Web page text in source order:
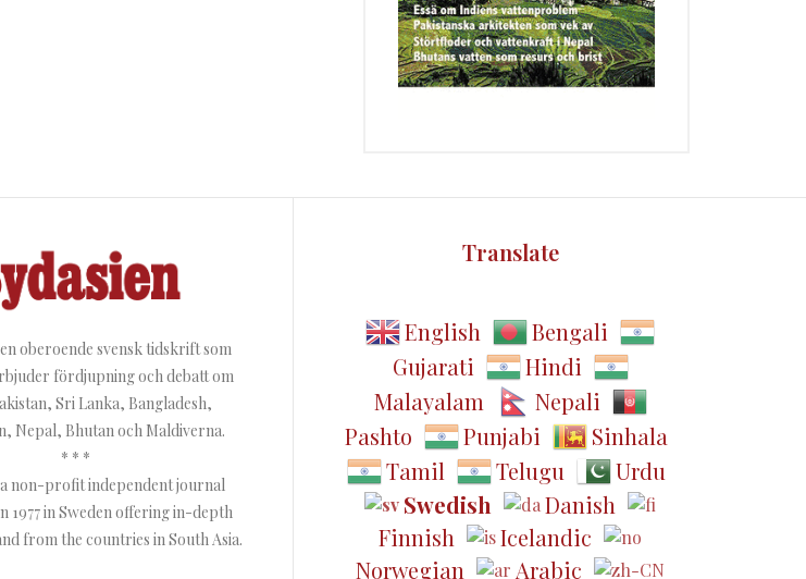
oberoende svensk tidskrift som
fördjupning och debatt om
Sri Lanka, Bangladesh,
Nepal, Bhutan och Maldiverna.
* * *
a non-profit independent journal
1977 in Sweden offering in-depth
from the countries in South Asia.
Translate
English
Bengali
Gujarati
Hindi
Malayalam
Nepali
Pashto
Punjabi
Sinhala
Tamil
Telugu
Urdu
Swedish
Danish
Finnish
Icelandic
Norwegian
Arabic